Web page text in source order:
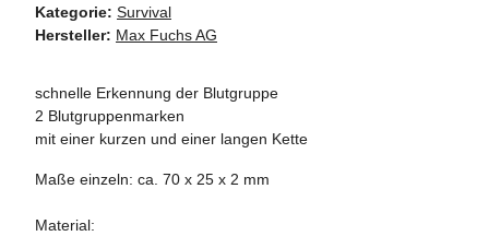
Kategorie: Survival
Hersteller: Max Fuchs AG
schnelle Erkennung der Blutgruppe
2 Blutgruppenmarken
mit einer kurzen und einer langen Kette
Maße einzeln: ca. 70 x 25 x 2 mm
Material: